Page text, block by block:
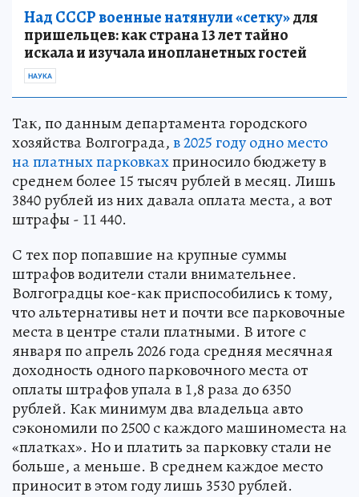
Над СССР военные натянули «сетку»для
пришельцев: как страна 13 лет тайно
искала и изучала инопланетных гостей
НАУКА
Так, по данным департамента городского
хозяйства Волгограда,в 2025 году одно место
на платных парковкахприносило бюджету в
среднем более 15 тысяч рублей в месяц. Лишь
3840 рублей из них давала оплата места, а вот
штрафы - 11 440.
С тех пор попавшие на крупные суммы
штрафов водители стали внимательнее.
Волгоградцы кое-как приспособились к тому,
что альтернативы нет и почти все парковочные
места в центре стали платными. В итоге с
января по апрель 2026 года средняя месячная
доходность одного парковочного места от
оплаты штрафов упала в 1,8 раза до 6350
рублей. Как минимум два владельца авто
сэкономили по 2500 с каждого машиноместа на
«платках». Но и платить за парковку стали не
больше, а меньше. В среднем каждое место
приносит в этом году лишь 3530 рублей.